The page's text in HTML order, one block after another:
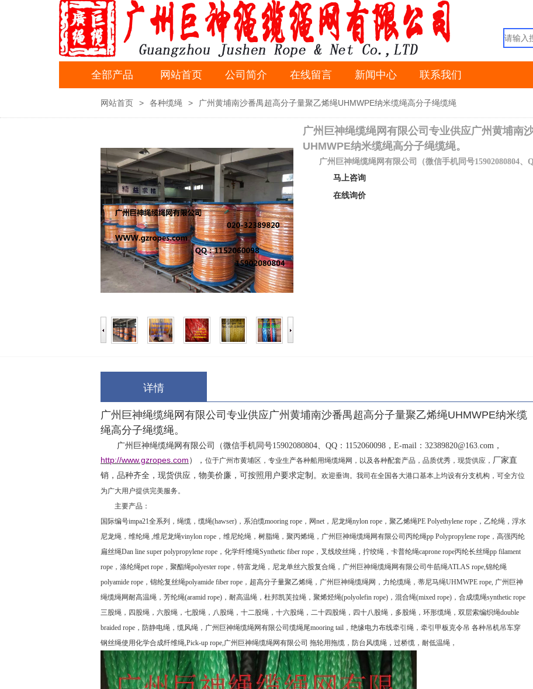
全部产品 网站首页 公司简介 在线留言 新闻中心 联系我们
网站首页 > 各种缆绳 > 广州黄埔南沙番禺超高分子量聚乙烯绳UHMWPE纳米缆绳高分子绳缆绳
广州巨神绳缆绳网有限公司专业供应广州黄埔南
UHMWPE纳米缆绳高分子绳缆绳。
广州巨神绳缆绳网有限公司（微信手机同号15902080804、
马上咨询
在线询价
详情
广州巨神绳缆绳网有限公司专业供应广州黄埔南沙番禺超高分子量聚乙烯绳UHMWPE纳米缆
绳高分子绳缆绳。
广州巨神绳缆绳网有限公司（微信手机同号15902080804、 QQ ： 1152060098 ， E-mail ： 32389820@163.com ，
http://www.gzropes.com ）， 位于广州市黄埔区，专业生产各种船用绳缆绳网，以及各种配套产品，品质优秀，现货供应， 厂家直
销，品种齐全，现货供应，物美价廉，可按照用户要求定制。 欢迎垂询。我司在全国各大港口基本上均设有分支机构，可全方位
为广大用户提供完美服务。
主要产品：
国际编号impa21全系列，绳缆，缆绳(hawser) ，系泊缆mooring rope ，网net ，尼龙绳nylon rope ，聚乙烯绳PE Polyethylene rope ，乙纶绳，浮水
尼龙绳，维纶绳 ,维尼龙绳vinylon rope ，维尼纶绳，树脂绳，聚丙烯绳，广州巨神绳缆绳网有限公司丙纶绳pp Polypropylene rope ，高强丙纶
扁丝绳Dan line super polypropylene rope ，化学纤维绳Synthetic fiber rope ，叉线绞丝绳，拧绞绳，卡普纶绳caprone rope丙纶长丝绳pp filament
rope ，涤纶绳pet rope ，聚酯绳polyester rope ，特富龙绳，尼龙单丝六股复合绳，广州巨神绳缆绳网有限公司牛筋绳ATLAS rope,锦纶绳
polyamide rope ，锦纶复丝绳polyamide fiber rope ，超高分子量聚乙烯绳，广州巨神绳缆绳网，力纶缆绳，蒂尼马绳UHMWPE rope, 广州巨神
绳缆绳网耐高温绳，芳纶绳(aramid rope) ，耐高温绳，杜邦凯芙拉绳，聚烯烃绳(polyolefin rope) ，混合绳(mixed rope) ，合成缆绳synthetic rope
三股绳，四股绳，六股绳，七股绳，八股绳，十二股绳，十六股绳，二十四股绳，四十八股绳，多股绳，环形缆绳，双层索编织绳double
braided rope ，防静电绳，缆风绳，广州巨神绳缆绳网有限公司缆绳尾mooring tail ，绝缘电力布线牵引绳，牵引甲板克令吊 各种吊机吊车穿
钢丝绳使用化学合成纤维绳,Pick-up rope,广州巨神绳缆绳网有限公司 拖轮用拖缆，防台风缆绳，过桥缆，耐低温绳，